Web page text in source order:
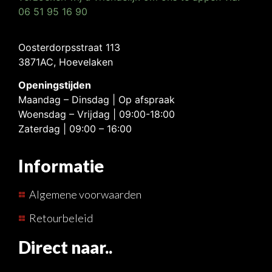
06 51 95 16 90
Oosterdorpsstraat 113
3871AC, Hoevelaken
Openingstijden
Maandag – Dinsdag | Op afspraak
Woensdag – Vrijdag | 09:00-18:00
Zaterdag | 09:00 – 16:00
Informatie
Algemene voorwaarden
Retourbeleid
Direct naar..